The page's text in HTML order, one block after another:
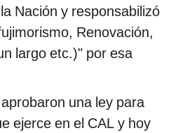
Nación y responsabilizó
Renovación,
largo etc.)" por esa
una ley para
ejerce en el CAL y hoy